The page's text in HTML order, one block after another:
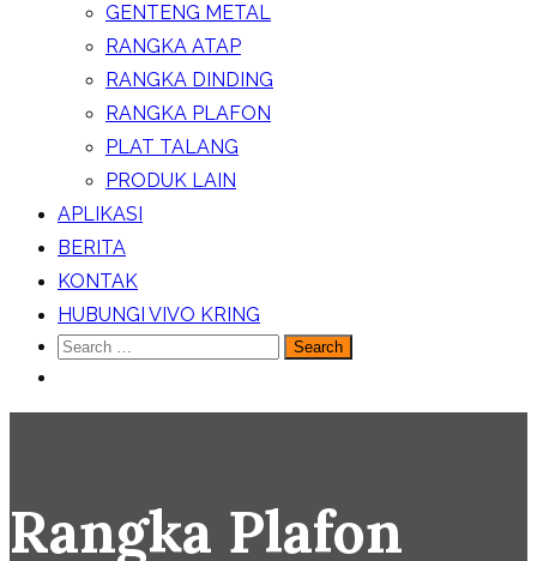
GENTENG METAL
RANGKA ATAP
RANGKA DINDING
RANGKA PLAFON
PLAT TALANG
PRODUK LAIN
APLIKASI
BERITA
KONTAK
HUBUNGI VIVO KRING
Search
Rangka Plafon